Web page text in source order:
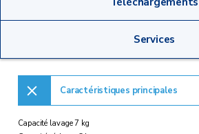
Services
Caractéristiques principales
Capacité lavage 7 kg